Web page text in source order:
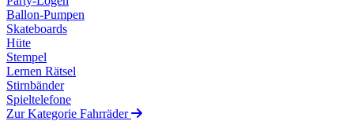
Ballon-Pumpen
Skateboards
Hüte
Stempel
Lernen Rätsel
Stirnbänder
Spieltelefone
Zur Kategorie Fahrräder